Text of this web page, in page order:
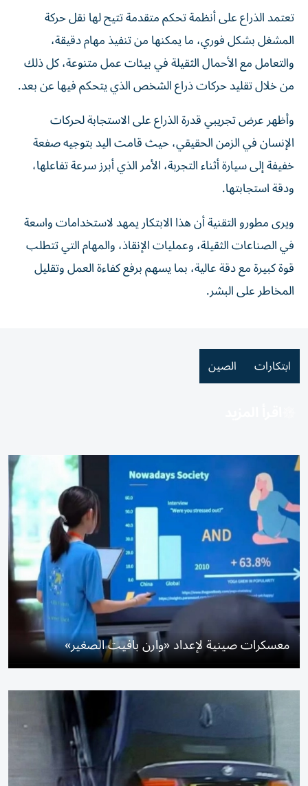
تعتمد الذراع على أنظمة تحكم متقدمة تتيح لها نقل حركة
المشغل بشكل فوري، ما يمكنها من تنفيذ مهام دقيقة،
والتعامل مع الأحمال الثقيلة في بيئات عمل متنوعة، كل ذلك
من خلال تقليد حركات ذراع الشخص الذي يتحكم فيها عن بعد.
وأظهر عرض تجريبي قدرة الذراع على الاستجابة لحركات
الإنسان في الزمن الحقيقي، حيث قامت اليد بتوجيه صفعة
خفيفة إلى سيارة أثناء التجربة، الأمر الذي أبرز سرعة تفاعلها،
ودقة استجابتها.
ويرى مطورو التقنية أن هذا الابتكار يمهد لاستخدامات واسعة
في الصناعات الثقيلة، وعمليات الإنقاذ، والمهام التي تتطلب
قوة كبيرة مع دقة عالية، بما يسهم برفع كفاءة العمل وتقليل
المخاطر على البشر.
ابتكارات الصين
معسكرات صينية لإعداد «وارن بافيت الصغير»